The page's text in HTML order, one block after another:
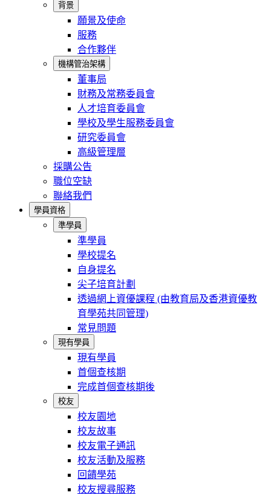
背景
願景及使命
服務
合作夥伴
機構管治架構
董事局
財務及常務委員會
人才培育委員會
學校及學生服務委員會
研究委員會
高級管理層
採購公告
職位空缺
聯絡我們
學員資格
準學員
準學員
學校提名
自身提名
尖子培育計劃
透過網上資優課程 (由教育局及香港資優教
育學苑共同管理)
常見問題
現有學員
現有學員
首個查核期
完成首個查核期後
校友
校友園地
校友故事
校友電子通訊
校友活動及服務
回饋學苑
校友搜尋服務